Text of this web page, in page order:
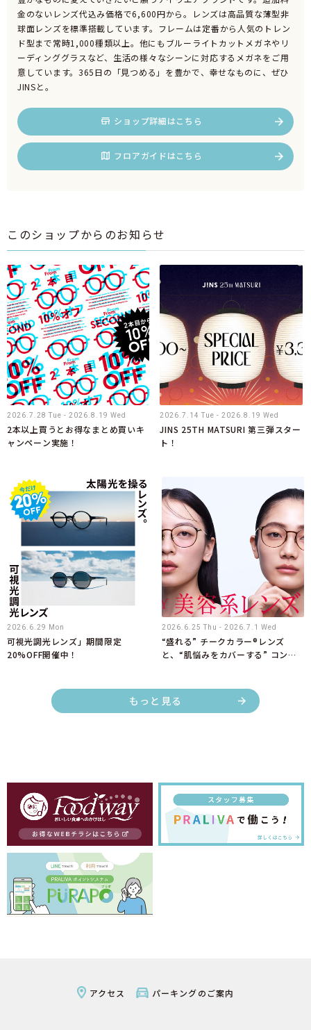
金のないレンズ代込み価格で6,600円から。レンズは高品質な薄型非
球面レンズを標準搭載しています。フレームは定番から人気のトレン
ド型まで常時1,000種類以上。他にもブルーライトカットメガネやリ
ーディンググラスなど、生活の様々なシーンに対応するメガネをご用
意しています。365日の「見つめる」を豊かで、幸せなものに、ぜひ
JINSと。
ショップ詳細はこちら
フロアガイドはこちら
このショップからのお知らせ
2026.7.28 Tue - 2026.8.19 Wed
2本以上買うとお得なまとめ買いキ
ャンペーン実施！
2026.7.14 Tue - 2026.8.19 Wed
JINS 25TH MATSURI 第三弾スター
ト！
2026.6.29 Mon
可視光調光レンズ」期間限定
20%OFF開催中！
2026.6.25 Thu - 2026.7.1 Wed
“盛れる” チークカラー®レンズ
と、“肌悩みをカバーする” コンシ
もっと見る
アクセス パーキングのご案内